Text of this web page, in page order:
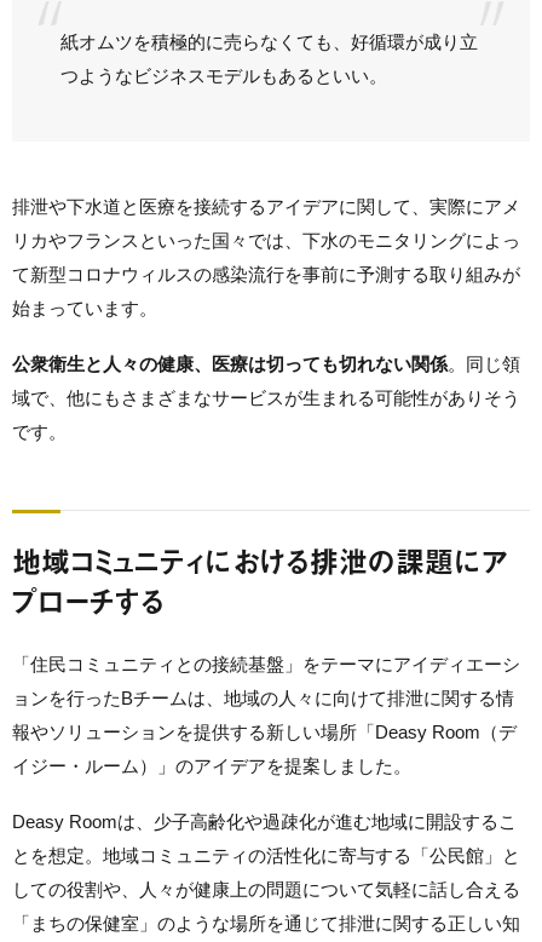
紙オムツを積極的に売らなくても、好循環が成り立
つようなビジネスモデルもあるといい。
排泄や下水道と医療を接続するアイデアに関して、実際にアメ
リカやフランスといった国々では、下水のモニタリングによっ
て新型コロナウィルスの感染流行を事前に予測する取り組みが
始まっています。
公衆衛生と人々の健康、医療は切っても切れない関係。同じ領
域で、他にもさまざまなサービスが生まれる可能性がありそう
です。
地域コミュニティにおける排泄の課題にア
プローチする
「住民コミュニティとの接続基盤」をテーマにアイディエーシ
ョンを行ったBチームは、地域の人々に向けて排泄に関する情
報やソリューションを提供する新しい場所「Deasy Room（デ
イジー・ルーム）」のアイデアを提案しました。
Deasy Roomは、少子高齢化や過疎化が進む地域に開設するこ
とを想定。地域コミュニティの活性化に寄与する「公民館」と
しての役割や、人々が健康上の問題について気軽に話し合える
「まちの保健室」のような場所を通じて排泄に関する正しい知